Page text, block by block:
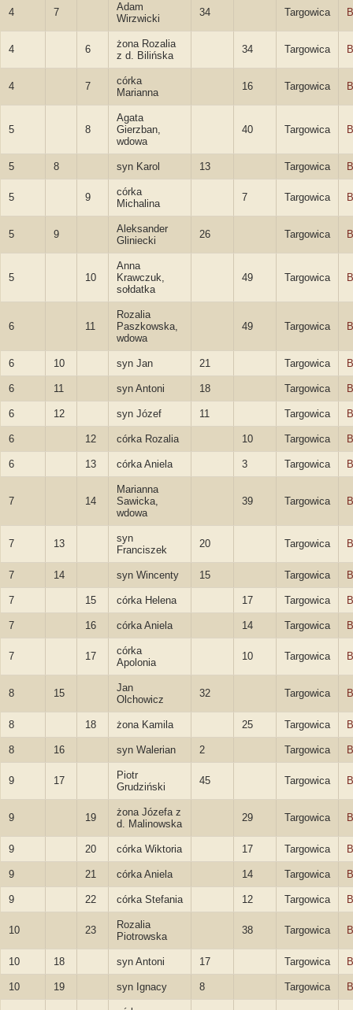
4 7
Adam
Wirzwicki
34 Targowica
4 6
żona Rozalia
z d. Bilińska
34 Targowica
4 7
córka
Marianna
16 Targowica
5 8
Agata
Gierzban,
wdowa
40 Targowica
5 8 syn Karol 13 Targowica
5 9
córka
Michalina
7 Targowica
5 9
Aleksander
Gliniecki
26 Targowica
5 10
Anna
Krawczuk,
sołdatka
49 Targowica
6 11
Rozalia
Paszkowska,
wdowa
49 Targowica
6 10 syn Jan 21 Targowica
6 11 syn Antoni 18 Targowica
6 12 syn Józef 11 Targowica
6 12 córka Rozalia 10 Targowica
6 13 córka Aniela 3 Targowica
7 14
Marianna
Sawicka,
wdowa
39 Targowica
7 13
syn
Franciszek
20 Targowica
7 14 syn Wincenty 15 Targowica
7 15 córka Helena 17 Targowica
7 16 córka Aniela 14 Targowica
7 17
córka
Apolonia
10 Targowica
8 15
Jan
Olchowicz
32 Targowica
8 18 żona Kamila 25 Targowica
8 16 syn Walerian 2 Targowica
9 17
Piotr
Grudziński
45 Targowica
9 19
żona Józefa z
d. Malinowska
29 Targowica
9 20 córka Wiktoria 17 Targowica
9 21 córka Aniela 14 Targowica
9 22 córka Stefania 12 Targowica
10 23
Rozalia
Piotrowska
38 Targowica
10 18 syn Antoni 17 Targowica
10 19 syn Ignacy 8 Targowica